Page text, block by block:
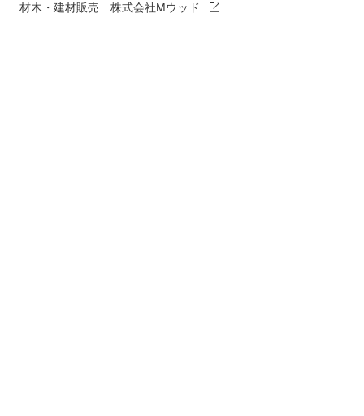
材木・建材販売 株式会社Mウッド